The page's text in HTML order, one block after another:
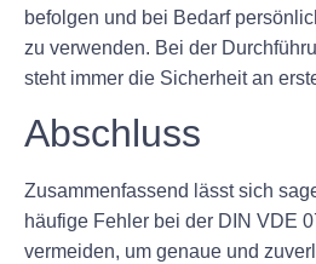
befolgen und bei Bedarf
zu verwenden. Bei der
steht immer die Sicherheit an
Abschluss
Zusammenfassend lässt sich
häufige Fehler bei der DIN VDE
vermeiden, um genaue und